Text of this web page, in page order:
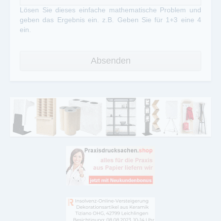
Lösen Sie dieses einfache mathematische Problem und
geben das Ergebnis ein. z.B. Geben Sie für 1+3 eine 4
ein.